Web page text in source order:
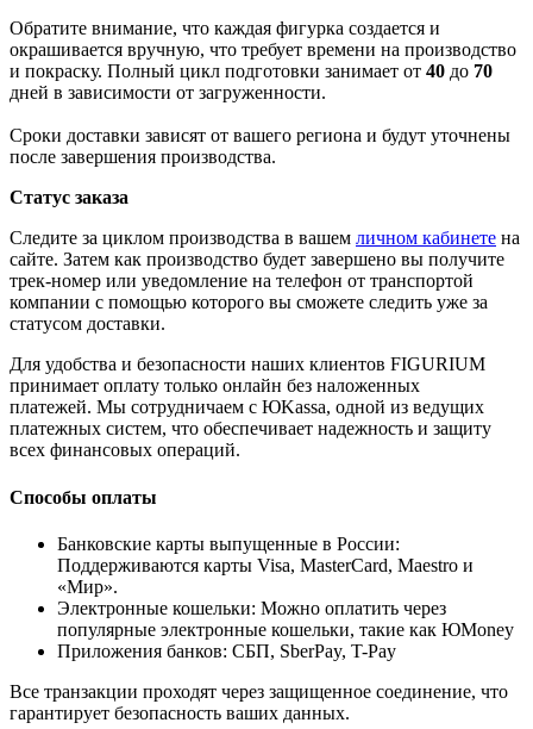
Обратите внимание, что каждая фигурка создается и
окрашивается вручную, что требует времени на производство
и покраску. Полный цикл подготовки занимает от 40 до 70
дней в зависимости от загруженности.
Сроки доставки зависят от вашего региона и будут уточнены
после завершения производства.
Статус заказа
Следите за циклом производства в вашем личном кабинете на
сайте. Затем как производство будет завершено вы получите
трек-номер или уведомление на телефон от транспортой
компании с помощью которого вы сможете следить уже за
статусом доставки.
Для удобства и безопасности наших клиентов FIGURIUM
принимает оплату только онлайн без наложенных
платежей. Мы сотрудничаем с ЮKassa, одной из ведущих
платежных систем, что обеспечивает надежность и защиту
всех финансовых операций.
Способы оплаты
Банковские карты выпущенные в России:
Поддерживаются карты Visa, MasterCard, Maestro и
«Мир».
Электронные кошельки: Можно оплатить через
популярные электронные кошельки, такие как ЮMoney
Приложения банков: СБП, SberPay, T-Pay
Все транзакции проходят через защищенное соединение, что
гарантирует безопасность ваших данных.